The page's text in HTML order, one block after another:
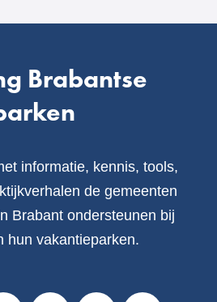
Brabantse
informatie, kennis, tools,
de gemeenten
Brabant ondersteunen bij
hun vakantieparken.